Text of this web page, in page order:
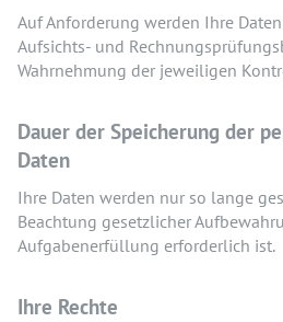
Auf Anforderung werden Ihre
Aufsichts- und
Wahrnehmung der jeweiligen
Dauer der Speicherung der
Daten
Ihre Daten werden nur so lange
Beachtung gesetzlicher
Aufgabenerfüllung erforderlich ist.
Ihre Rechte